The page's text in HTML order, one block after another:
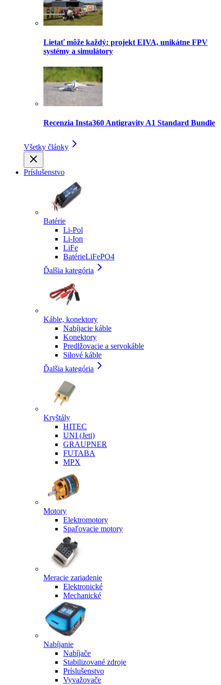
Lietať môže každý: projekt EIVA, unikátne FPV
systémy a simulátory
Recenzia Insta360 Antigravity A1 Standard Bundle
Všetky články
Príslušenstvo
Batérie
Li-Pol
Li-Ion
LiFe
BatérieLiFePO4
Ďalšia kategória
Káble, konektory
Nabíjacie káble
Konektory
Predlžovacie a servokáble
Silové káble
Ďalšia kategória
Kryštály
HITEC
UNI (Jeti)
GRAUPNER
FUTABA
MPX
Motory
Elektromotory
Spaľovacie motory
Meracie zariadenie
Elektronické
Mechanické
Nabíjanie
Nabíjače
Stabilizované zdroje
Príslušenstvo
Vyvažovače